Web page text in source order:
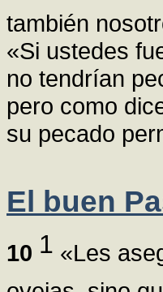
también
«Si ustedes
no tendrían
pero como
su pecado
El buen
10 1 «Les